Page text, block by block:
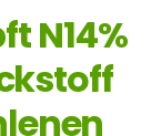
N14%